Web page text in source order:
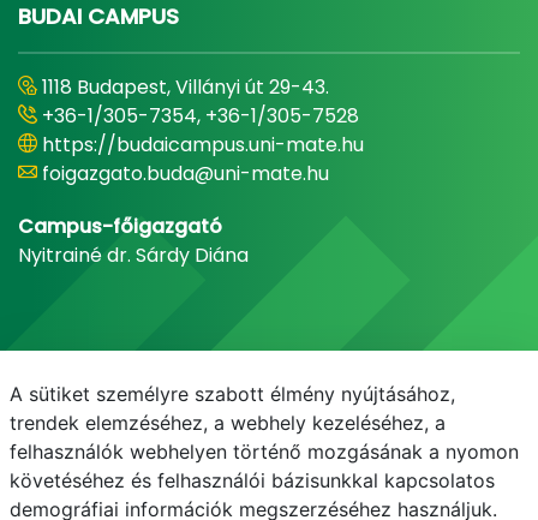
BUDAI CAMPUS
1118 Budapest, Villányi út 29-43.
+36-1/305-7354, +36-1/305-7528
https://budaicampus.uni-mate.hu
foigazgato.buda@uni-mate.hu
Campus-főigazgató
Nyitrainé dr. Sárdy Diána
E-mail Telefonkönyv NEPTUN E-learning
A sütiket személyre szabott élmény nyújtásához,
trendek elemzéséhez, a webhely kezeléséhez, a
felhasználók webhelyen történő mozgásának a nyomon
követéséhez és felhasználói bázisunkkal kapcsolatos
demográfiai információk megszerzéséhez használjuk.